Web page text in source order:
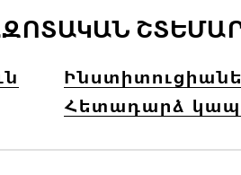
Հետադարձ կապ